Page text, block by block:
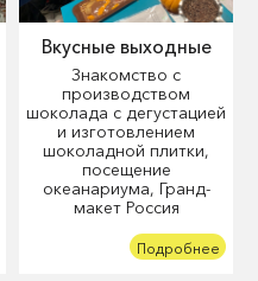
Вкусные выходные
Знакомство с
производством
шоколада с дегустацией
и изготовлением
шоколадной плитки,
посещение
океанариума, Гранд-
макет Россия
Подробнее